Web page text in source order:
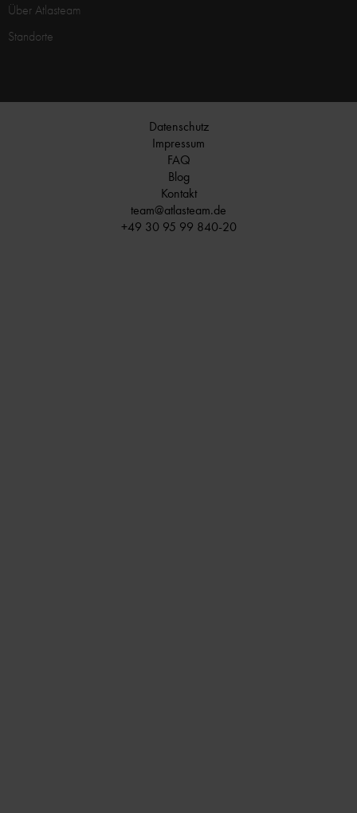
Über Atlasteam
Standorte
Datenschutz
Impressum
FAQ
Blog
Kontakt
team@atlasteam.de
+49 30 95 99 840-20